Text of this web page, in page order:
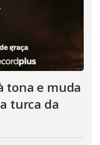
tona e muda
turca da